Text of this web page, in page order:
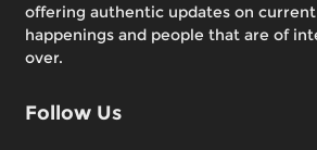
offering authentic updates on
happenings and people that are of
over.
Follow Us